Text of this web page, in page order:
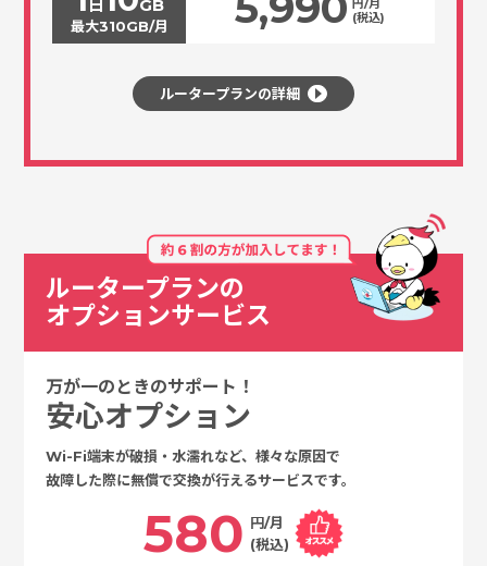
日 GB
最大310GB/月
円/月
(税込)
ルータープランの詳細
ルータープランの
オプションサービス
万が一のときのサポート！
安心オプション
Wi-Fi端末が破損・水濡れなど、様々な原因で
故障した際に無償で交換が行えるサービスです。
580 円/月
(税込)